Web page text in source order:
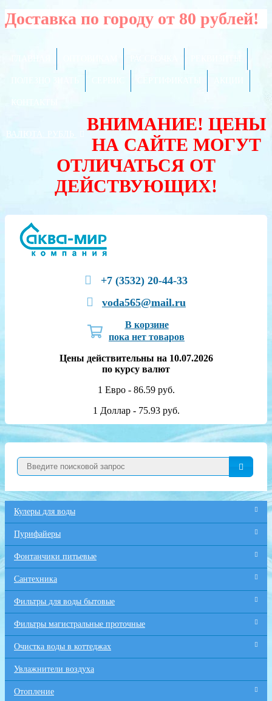
Доставка по городу от 80 рублей!
ВАЛЮТА:
ВНИМАНИЕ! ЦЕНЫ
НА САЙТЕ МОГУТ
ОТЛИЧАТЬСЯ ОТ
ДЕЙСТВУЮЩИХ!
+7 (3532) 20-44-33
voda565@mail.ru
В корзине
пока нет товаров
Цены действительны на 10.07.2026
по курсу валют
1 Евро - 86.59 руб.
1 Доллар - 75.93 руб.
Кулеры для воды
Пурифайеры
Фонтанчики питьевые
Сантехника
Фильтры для воды бытовые
Фильтры магистральные проточные
Очистка воды в коттеджах
Увлажнители воздуха
Отопление